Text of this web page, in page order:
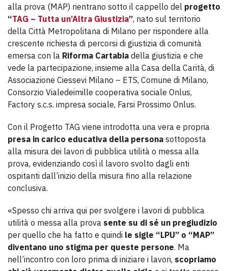
alla prova (MAP) rientrano sotto il cappello del progetto
“TAG – Tutta un’Altra Giustizia”, nato sul territorio
della Città Metropolitana di Milano per rispondere alla
crescente richiesta di percorsi di giustizia di comunità
emersa con la Riforma Cartabia della giustizia e che
vede la partecipazione, insieme alla Casa della Carità, di
Associazione Ciessevi Milano – ETS, Comune di Milano,
Consorzio Vialedeimille cooperativa sociale Onlus,
Factory s.c.s. impresa sociale, Farsi Prossimo Onlus.
Con il Progetto TAG viene introdotta una vera e propria
presa in carico educativa della persona sottoposta
alla misura dei lavori di pubblica utilità o messa alla
prova, evidenziando così il lavoro svolto dagli enti
ospitanti dall’inizio della misura fino alla relazione
conclusiva.
«Spesso chi arriva qui per svolgere i lavori di pubblica
utilità o messa alla prova sente su di sé un pregiudizio
per quello che ha fatto e quindi le sigle “LPU” o “MAP”
diventano uno stigma per queste persone. Ma
nell’incontro con loro prima di iniziare i lavori, scopriamo